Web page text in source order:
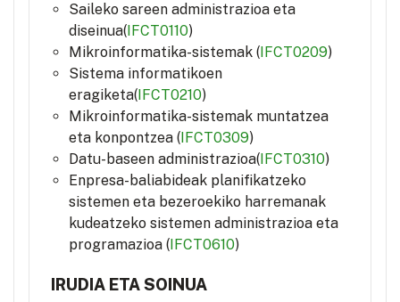
Saileko sareen administrazioa eta
diseinua( IFCT0110)
Mikroinformatika-sistemak ( IFCT0209)
Sistema informatikoen
eragiketa( IFCT0210)
Mikroinformatika-sistemak muntatzea
eta konpontzea ( IFCT0309)
Datu-baseen administrazioa( IFCT0310)
Enpresa-baliabideak planifikatzeko
sistemen eta bezeroekiko harremanak
kudeatzeko sistemen administrazioa eta
programazioa ( IFCT0610)
IRUDIA ETA SOINUA